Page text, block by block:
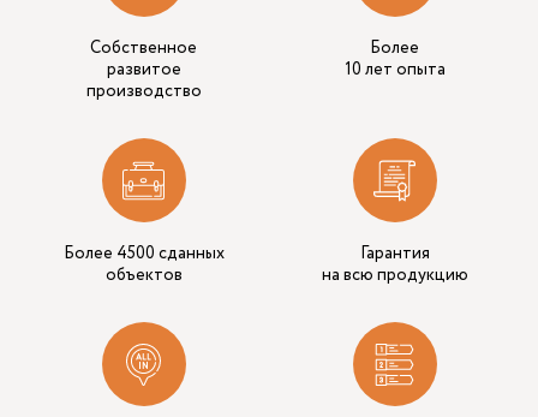
Собственное
развитое
производство
Более
10 лет опыта
Более 4500 сданных
объектов
Гарантия
на всю продукцию